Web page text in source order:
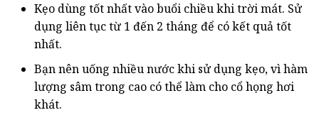
Kẹo dùng tốt nhất vào buổi chiều khi trời mát. Sử
dụng liên tục từ 1 đến 2 tháng để có kết quả tốt
nhất.
Bạn nên uống nhiều nước khi sử dụng kẹo, vì hàm
lượng sâm trong cao có thể làm cho cổ họng hơi
khát.